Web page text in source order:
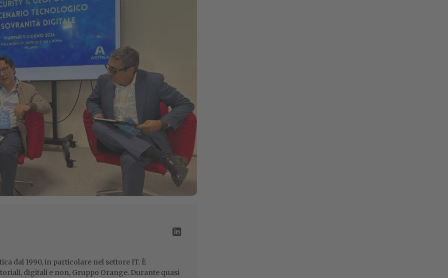
dal 1990, in particolare nel settore IT. È
digitali e non, Gruppo Orange. Durante quasi